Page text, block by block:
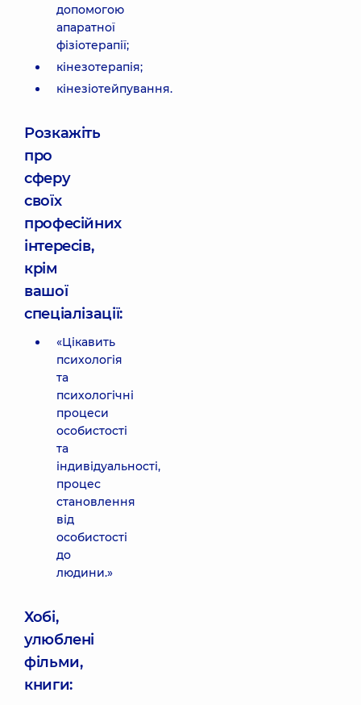
допомогою
апаратної
фізіотерапії;
кінезотерапія;
кінезіотейпування.
Розкажіть
про
сферу
своїх
професійних
інтересів,
крім
вашої
спеціалізації:
«Цікавить
психологія
та
психологічні
процеси
особистості
та
індивідуальності,
процес
становлення
від
особистості
до
людини.»
Хобі,
улюблені
фільми,
книги: